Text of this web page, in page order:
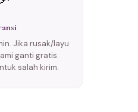
Jika rusak/layu
ganti gratis.
salah kirim.